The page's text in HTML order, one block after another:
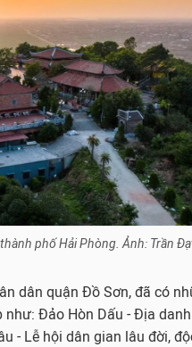
phố Hải Phòng. Ảnh: Trần
dân quận Đồ Sơn, đã có
Đảo Hòn Dấu - Địa
- Lễ hội dân gian lâu đời,